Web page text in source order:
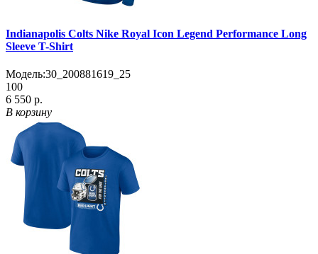
Indianapolis Colts Nike Royal Icon Legend Performance Long
Sleeve T-Shirt
Модель:30_200881619_25
100
6 550 р.
В корзину